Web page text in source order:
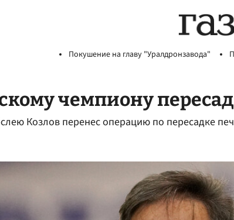
Покушение на главу "Уралдронзавода"
чемпиону
Козлов перенес операцию по пересадке